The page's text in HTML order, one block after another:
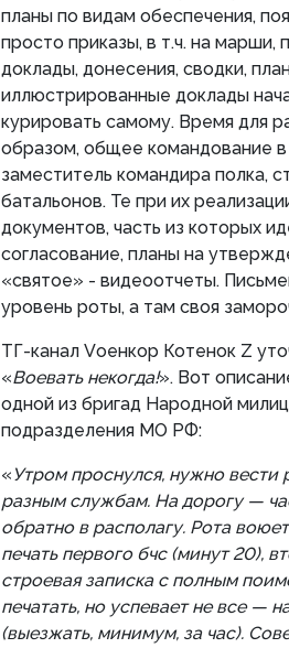
планы по видам обеспечения,
просто приказы, в т.ч. на марши,
доклады, донесения, сводки,
иллюстрированные доклады
курировать самому. Время для
образом, общее командование
заместитель командира полка,
батальонов. Те при их
документов, часть из которых
согласование, планы на
«святое» - видеоотчеты.
уровень роты, а там своя
ТГ-канал Vоенкор Котенок Z
«Воевать некогда!». Вот
одной из бригад Народной
подразделения МО РФ:
«Утром проснулся, нужно вести
разным службам. На дорогу —
обратно в располагу. Рота
печать первого бчс (минут 20),
строевая записка с полным
печатать, но успевает не все —
(выезжать, минимум, за час).